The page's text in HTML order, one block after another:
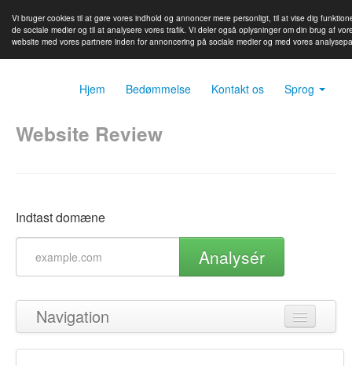
Vi bruger cookies til at gøre vores indhold og annoncer mere personligt, til at vise dig
de sociale medier og til at analysere vores trafik. Vi deler også oplysninger om din brug af
website med vores partnere inden for annoncering på sociale medier og med vores
Hjem Bedømmelse Kontakt os Sprog
Website Review
Indtast domæne
Analysér
Navigation
Tilbage til toppen